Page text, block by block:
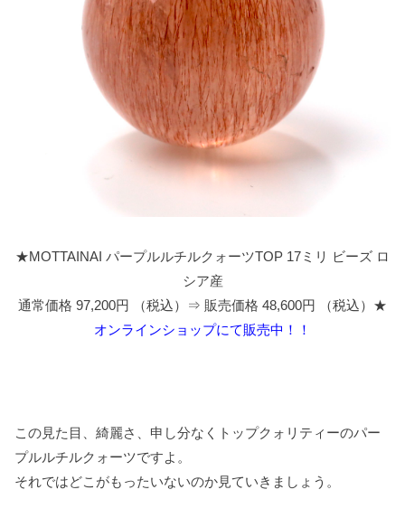
★MOTTAINAI パープルルチルクォーツTOP 17ミリ ビーズ ロ
シア産
通常価格 97,200円 （税込）⇒ 販売価格 48,600円 （税込）★
オンラインショップにて販売中！！
この見た目、綺麗さ、申し分なくトップクォリティーのパー
プルルチルクォーツですよ。
それではどこがもったいないのか見ていきましょう。